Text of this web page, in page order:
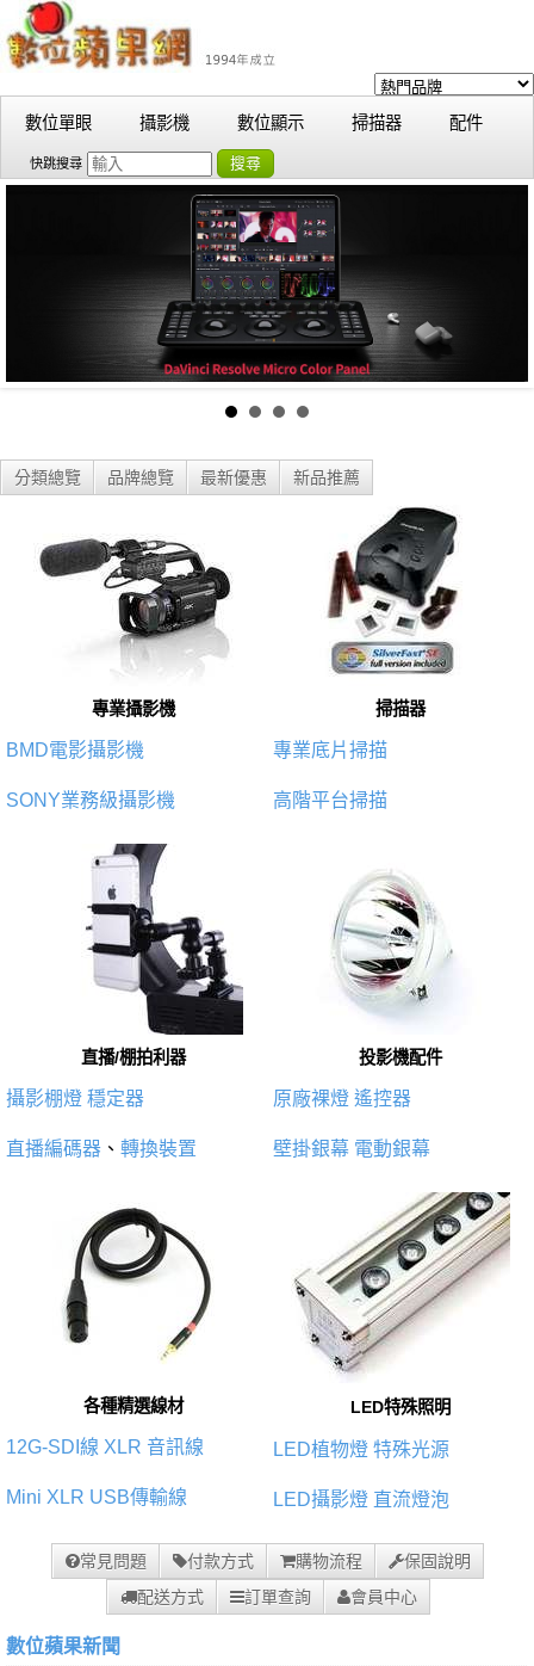
數位單眼 攝影機 數位顯示 掃描器 配件
快跳搜尋 搜尋
分類總覽 品牌總覽 最新優惠 新品推薦
專業攝影機
BMD電影攝影機
SONY業務級攝影機
掃描器
專業底片掃描
高階平台掃描
直播/棚拍利器
攝影棚燈 穩定器
直播編碼器 、 轉換裝置
投影機配件
原廠裸燈 遙控器
壁掛銀幕 電動銀幕
各種精選線材
12G-SDI線 XLR 音訊線
Mini XLR USB傳輸線
LED特殊照明
LED植物燈 特殊光源
LED攝影燈 直流燈泡
常見問題 付款方式 購物流程
保固說明
配送方式
訂單查詢 會員中心
數位蘋果新聞